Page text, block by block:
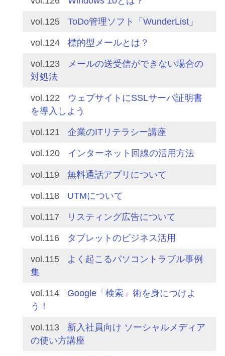
vol.125 ToDo管理ソフト「WunderList」
vol.124 標的型メールとは？
vol.123
メールの送受信ができない場合の
対処法
vol.122
ウェブサイトにSSLサーバ証明書
を導入しよう
vol.121 企業のITリテラシー講座
vol.120 インターネット回線の活用方法
vol.119 無料通話アプリについて
vol.118 UTMについて
vol.117 リスティング広告について
vol.116 タブレットのビジネス活用
vol.115
よく起こるパソコントラブル事例
集
vol.114
Google「検索」術を身につけよ
う！
vol.113
新入社員向け ソーシャルメディア
の使い方講座